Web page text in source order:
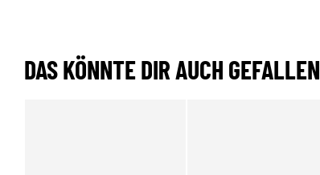
DAS KÖNNTE DIR AUCH GEFALLEN